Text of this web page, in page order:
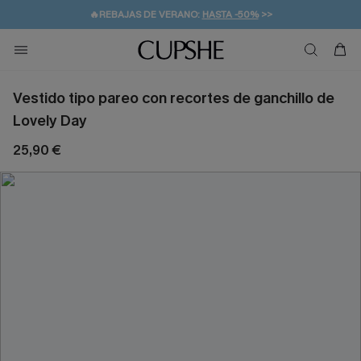
💌¡SUSCRIBIRSE & GANAR -10% EXTRA!
🚚ENVÍO GRATUITO A PARTIR DE 49 € >>
Vestido tipo pareo con recortes de ganchillo de
Lovely Day
25,90 €